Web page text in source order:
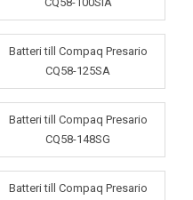
Batteri till Compaq Presario
CQ58-125SA
Batteri till Compaq Presario
CQ58-148SG
Batteri till Compaq Presario